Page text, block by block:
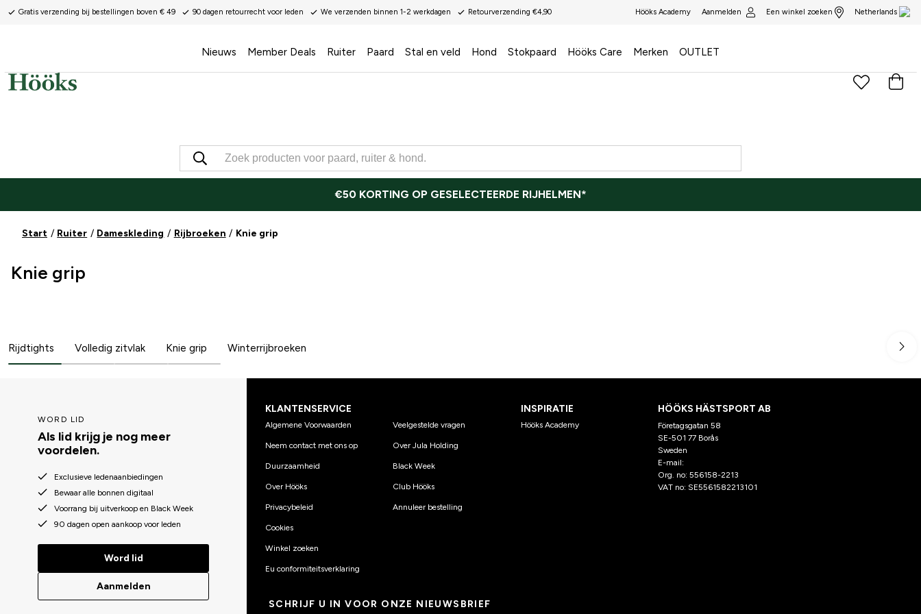
Gratis verzending bij bestellingen boven € 49 90 dagen retourrecht voor leden We verzenden binnen 1-2 werkdagen Retourverzending €4,90 Hööks Academy Aanmelden Een winkel zoeken Netherlands
Nieuws Member Deals Ruiter Paard Stal en veld Hond Stokpaard Hööks Care Merken OUTLET
€50 KORTING OP GESELECTEERDE RIJHELMEN*
Start Ruiter Dameskleding Rijbroeken Knie grip
Knie grip
Rijdtights Volledig zitvlak Knie grip Winterrijbroeken
WORD LID
Als lid krijg je nog meer
voordelen.
Exclusieve ledenaanbiedingen
Bewaar alle bonnen digitaal
Voorrang bij uitverkoop en Black Week
90 dagen open aankoop voor leden
Word lid
Aanmelden
KLANTENSERVICE
Algemene Voorwaarden
Neem contact met ons op
Duurzaamheid
Over Hööks
Privacybeleid
Cookies
Winkel zoeken
Eu conformiteitsverklaring
Veelgestelde vragen
Over Jula Holding
Black Week
Club Hööks
Annuleer bestelling
INSPIRATIE
Hööks Academy
HÖÖKS HÄSTSPORT AB
Företagsgatan 58
SE-501 77 Borås
Sweden
E-mail:
Org. no: 556158-2213
VAT no: SE5561582213101
SCHRIJF U IN VOOR ONZE NIEUWSBRIEF